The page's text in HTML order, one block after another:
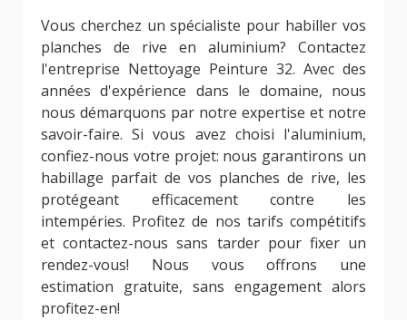
Vous cherchez un spécialiste pour habiller vos
planches de rive en aluminium? Contactez
l'entreprise Nettoyage Peinture 32. Avec des
années d'expérience dans le domaine, nous
nous démarquons par notre expertise et notre
savoir-faire. Si vous avez choisi l'aluminium,
confiez-nous votre projet: nous garantirons un
habillage parfait de vos planches de rive, les
protégeant efficacement contre les
intempéries. Profitez de nos tarifs compétitifs
et contactez-nous sans tarder pour fixer un
rendez-vous! Nous vous offrons une
estimation gratuite, sans engagement alors
profitez-en!